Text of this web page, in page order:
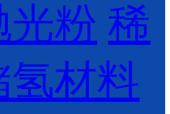
光粉 稀
氢材料